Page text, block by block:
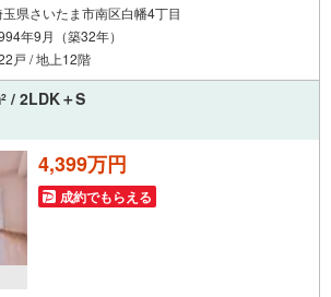
玉県さいたま市南区白幡4丁目
年9月（築32年）
戸 / 地上12階
2 / 2LDK＋S
4,399万円
成約でもらえる